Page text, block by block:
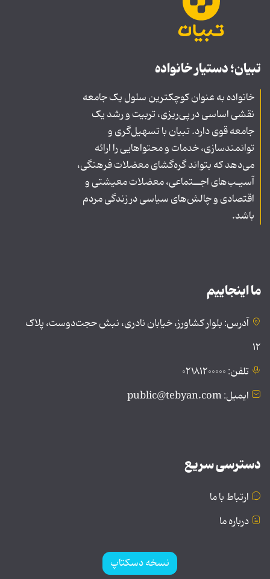
تبیان؛ دستیار خانواده
خانواده به عنوان کوچکترین سلول یک جامعه
نقشی اساسی در پی‌ریزی، تربیت و رشد یک
جامعه قوی دارد. تبیان با تسهیل‌گری و
توانمندسازی، خدمات و محتواهایی را ارائه
می‌دهد که بتواند گره‌گشای معضلات فرهنگی،
آسیـب‌های اجــتماعی، معضلات معیشتی و
اقتصادی و چالش‌های سیاسی در زندگی مردم
باشد.
ما اینجاییم
آدرس: بلوار کشاورز، خیابان نادری، نبش حجت‌دوست، پلاک
۱۲
تلفن: ۰۲۱۸۱۲۰۰۰۰۰
ایمیل: public@tebyan.com
دسترسی سریع
ارتباط با ما
درباره ما
نسخه دسکتاپ